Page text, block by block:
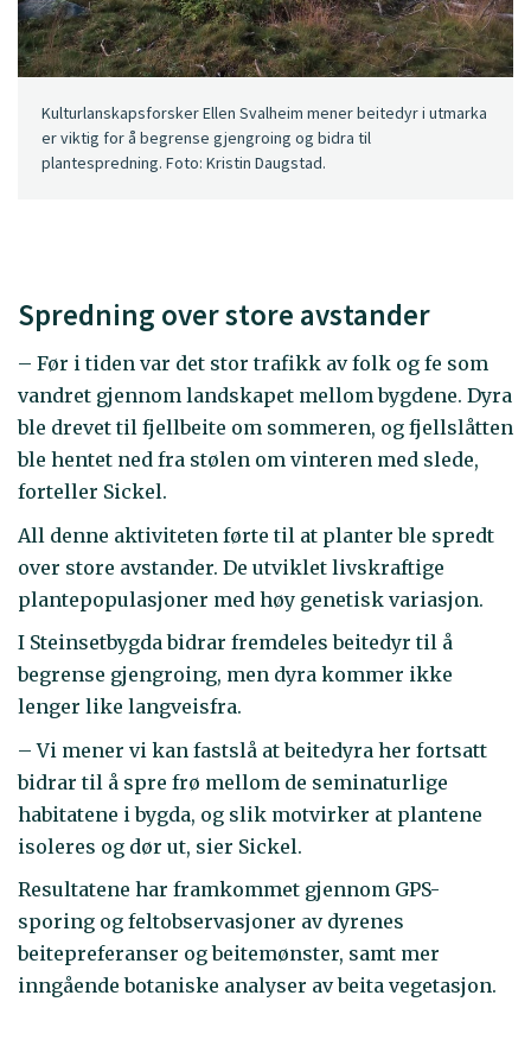
Kulturlanskapsforsker Ellen Svalheim mener beitedyr i utmarka
er viktig for å begrense gjengroing og bidra til
plantespredning. Foto: Kristin Daugstad.
Spredning over store avstander
– Før i tiden var det stor trafikk av folk og fe som
vandret gjennom landskapet mellom bygdene. Dyra
ble drevet til fjellbeite om sommeren, og fjellslåtten
ble hentet ned fra stølen om vinteren med slede,
forteller Sickel.
All denne aktiviteten førte til at planter ble spredt
over store avstander. De utviklet livskraftige
plantepopulasjoner med høy genetisk variasjon.
I Steinsetbygda bidrar fremdeles beitedyr til å
begrense gjengroing, men dyra kommer ikke
lenger like langveisfra.
– Vi mener vi kan fastslå at beitedyra her fortsatt
bidrar til å spre frø mellom de seminaturlige
habitatene i bygda, og slik motvirker at plantene
isoleres og dør ut, sier Sickel.
Resultatene har framkommet gjennom GPS-
sporing og feltobservasjoner av dyrenes
beitepreferanser og beitemønster, samt mer
inngående botaniske analyser av beita vegetasjon.